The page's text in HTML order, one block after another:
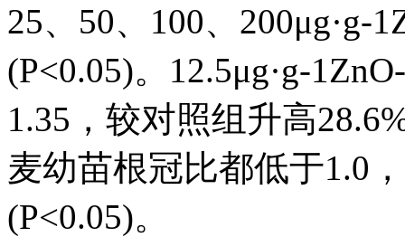
25、50、100、200μg·g-
(P<0.05)。12.5μg·g-
1.35，较对照组升高
麦幼苗根冠比都低于1.0
(P<0.05)。